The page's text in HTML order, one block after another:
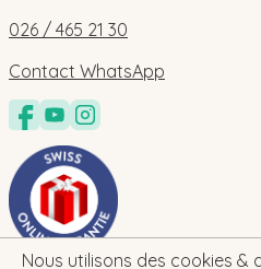
Nous utilisons des cookies &
026 / 465 21 30
Contact WhatsApp